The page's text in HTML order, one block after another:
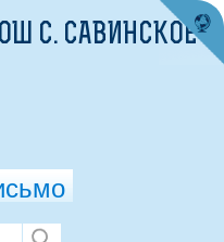
С. САВИНСКОЕ